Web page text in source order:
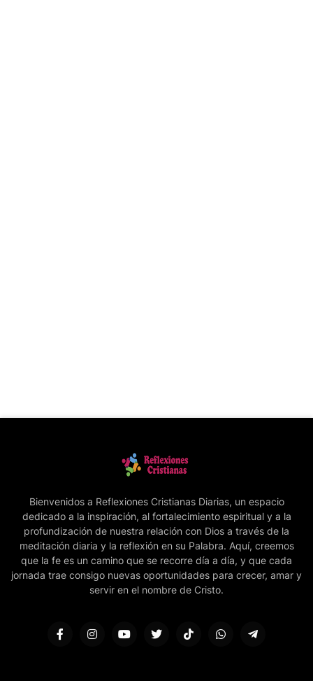
Bienvenidos a Reflexiones Cristianas Diarias, un espacio
dedicado a la inspiración, al fortalecimiento espiritual y a la
profundización de nuestra relación con Dios a través de la
meditación diaria y la reflexión en su Palabra. Aquí, creemos
que la fe es un camino que se recorre día a día, y que cada
jornada trae consigo nuevas oportunidades para crecer, amar y
servir en el nombre de Cristo.